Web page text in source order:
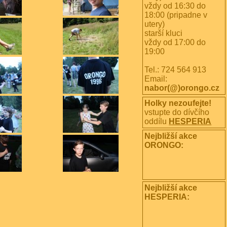
vždy od 16:30 do
18:00 (pripadne v
utery)
starší kluci
vždy od 17:00 do
19:00
Tel.: 724 564 913
Email:
nabor(@)orongo.cz
Holky nezoufejte!
vstupte do dívčího
oddílu HESPERIA
Nejbližší akce
ORONGO:
Nejbližší akce
HESPERIA: